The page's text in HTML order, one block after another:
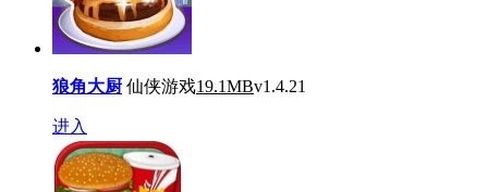
狼角大厨 仙侠游戏19.1MBv1.4.21
进入